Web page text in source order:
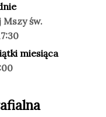
św.
miesiąca